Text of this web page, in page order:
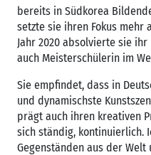
bereits in Südkorea
setzte sie ihren Fokus mehr
Jahr 2020 absolvierte sie
auch Meisterschülerin im
Sie empfindet, dass in
und dynamischste
prägt auch ihren kreativen
sich ständig, kontinuierlich.
Gegenständen aus der